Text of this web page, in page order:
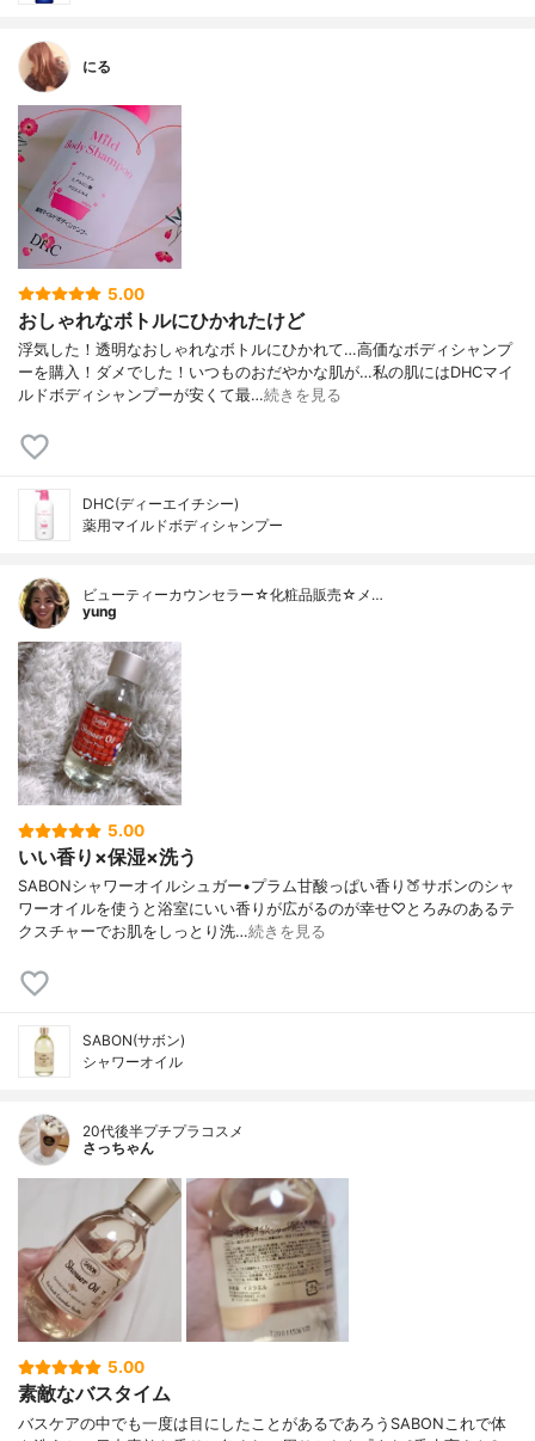
にる
5.00
おしゃれなボトルにひかれたけど
浮気した！透明なおしゃれなボトルにひかれて…高価なボディシャンプ
ーを購入！ダメでした！いつものおだやかな肌が…私の肌にはDHCマイ
ルドボディシャンプーが安くて最…続きを見る
DHC(ディーエイチシー)
薬用マイルドボディシャンプー
ビューティーカウンセラー☆化粧品販売☆メ…
yung
5.00
いい香り×保湿×洗う
SABONシャワーオイルシュガー•プラム甘酸っぱい香り🍑サボンのシャ
ワーオイルを使うと浴室にいい香りが広がるのが幸せ♡とろみのあるテ
クスチャーでお肌をしっとり洗…続きを見る
SABON(サボン)
シャワーオイル
20代後半プチプラコスメ
さっちゃん
5.00
素敵なバスタイム
バスケアの中でも一度は目にしたことがあるであろうSABONこれで体